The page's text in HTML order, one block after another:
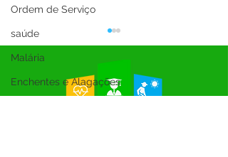
Ordem de Serviço
saúde
Malária
Enchentes e Alagações